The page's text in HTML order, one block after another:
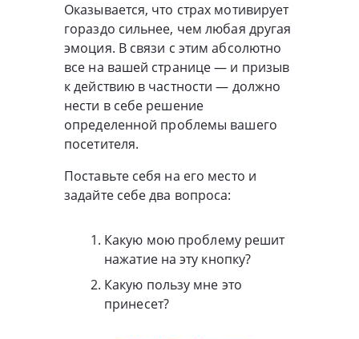
Оказывается, что страх мотивирует
гораздо сильнее, чем любая другая
эмоция. В связи с этим абсолютно
все на вашей странице — и призыв
к действию в частности — должно
нести в себе решение
определенной проблемы вашего
посетителя.
Поставьте себя на его место и
задайте себе два вопроса:
Какую мою проблему решит
нажатие на эту кнопку?
Какую пользу мне это
принесет?